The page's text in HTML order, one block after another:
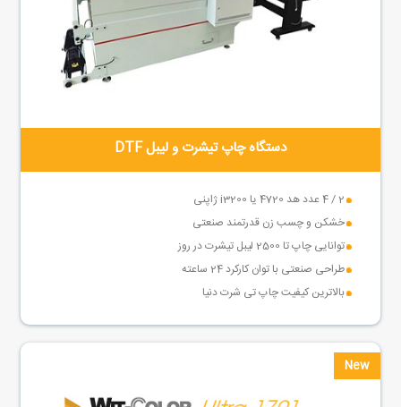
دستگاه چاپ تیشرت و لیبل DTF
2 / 4 عدد هد 4720 یا i3200 ژاپنی
خشکن و چسب زن قدرتمند صنعتی
توانایی چاپ تا 2500 لیبل تیشرت در روز
طراحی صنعتی با توان کارکرد 24 ساعته
بالاترین کیفیت چاپ تی شرت دنیا
New